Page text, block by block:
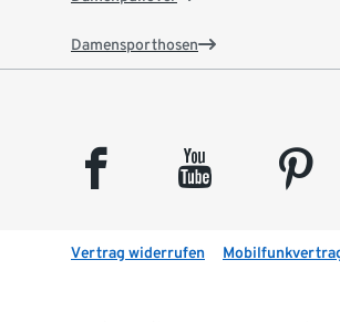
Damensporthosen
facebook youtube pinterest
Vertrag widerrufen